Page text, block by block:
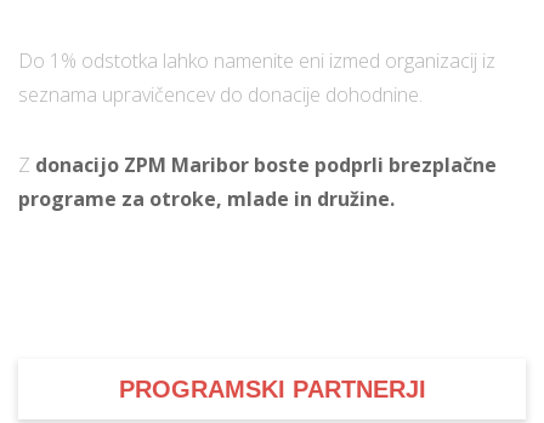
Do 1% odstotka lahko namenite eni izmed organizacij iz
seznama upravičencev do donacije dohodnine.
Z donacijo ZPM Maribor boste podprli brezplačne
programe za otroke, mlade in družine.
PROGRAMSKI PARTNERJI